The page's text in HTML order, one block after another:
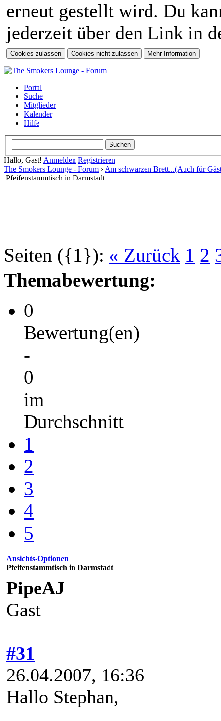
erneut gestellt wird. Du
jederzeit über den Link in
Portal
Suche
Mitglieder
Kalender
Hilfe
Hallo, Gast! Anmelden Registrieren
The Smokers Lounge - Forum › Am schwarzen Brett...(Auch für
Pfeifenstammtisch in Darmstadt
Seiten ({1}): « Zurück 1 2
Themabewertung:
0
Bewertung(en)
-
0
im
Durchschnitt
1
2
3
4
5
Ansichts-Optionen
Pfeifenstammtisch in Darmstadt
PipeAJ
Gast
#31
26.04.2007, 16:36
Hallo Stephan,